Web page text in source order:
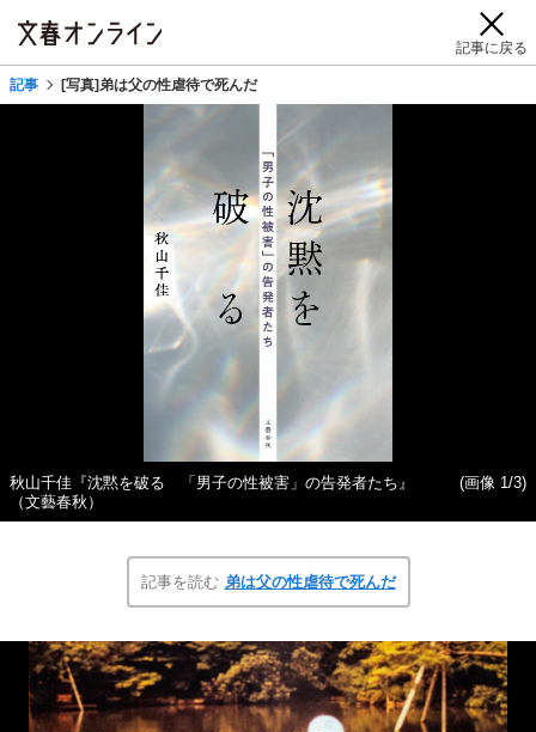
記事に戻る
記事 [写真]弟は父の性虐待で死んだ
秋山千佳『沈黙を破る 「男子の性被害」の告発者たち』
（文藝春秋）
(画像 1/3)
記事を読む 弟は父の性虐待で死んだ